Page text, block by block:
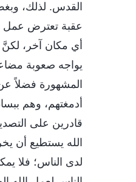
القدس. لذلك،
عقبة تعترض عمل
أي مكان آخر،
يواجه صعوبة
المشهورة فضلاً
أدمغتهم، وهم
قادرين على
الله يستطيع أن
لدى الناس؛ فلا